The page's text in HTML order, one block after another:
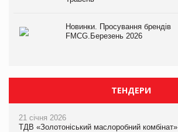
Новинки. Просування брендів
FMCG.Березень 2026
ТЕНДЕРИ
21 січня 2026
ТДВ «Золотоніський маслоробний комбінат»